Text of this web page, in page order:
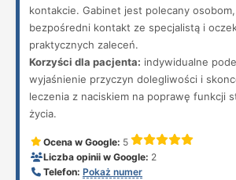
kontakcie. Gabinet jest polecany
bezpośredni kontakt ze specjalistą i
praktycznych zaleceń.
Korzyści dla pacjenta: indywidualne
wyjaśnienie przyczyn dolegliwości i
leczenia z naciskiem na poprawę funkcji
życia.
Ocena w Google: 5
Liczba opinii w Google: 2
Telefon: Pokaż numer